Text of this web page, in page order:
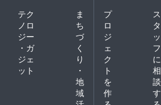
テク
ノロ
ジー
・ガ
ジェ
ット
ま
ち
づ
く
り
・
地
域
プ
ロ
ジ
ェ
ク
ト
を
作
ス
タ
ッ
フ
に
相
談
す